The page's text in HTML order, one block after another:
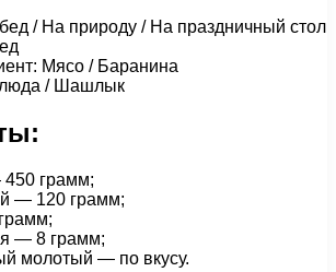
/ На природу / На праздничный стол
Мясо / Баранина
/ Шашлык
грамм;
— 120 грамм;
— 8 грамм;
молотый — по вкусу.